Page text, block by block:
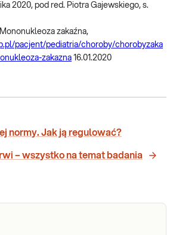
2020, pod red. Piotra Gajewskiego, s.
zakaźna,
pacjent/pediatria/choroby/chorobyzaka
zakazna 16.01.2020
normy. Jak ją regulować?
– wszystko na temat badania